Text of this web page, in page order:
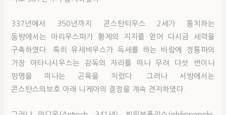
337년에서 350년까지 콘스탄티우스 2세가 통치하는
동방에서는 아리우스파가 황제의 지지를 얻어 다시금 세력을
구축하였다. 특히 유세비우스가 득세를 하는 바람에 정통파의
거장 아타나시우스는 감독의 자리를 떠나 무려 다섯 번이나
망명을 떠나는 곤욕을 치렀다. 그러나 서방에서는
콘스탄스의보호 아래 니케아의 결정을 계속 견지하였다.